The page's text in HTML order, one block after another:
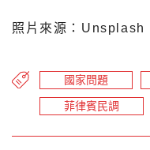
照片來源：Unsplash
國家問題
菲律賓民調